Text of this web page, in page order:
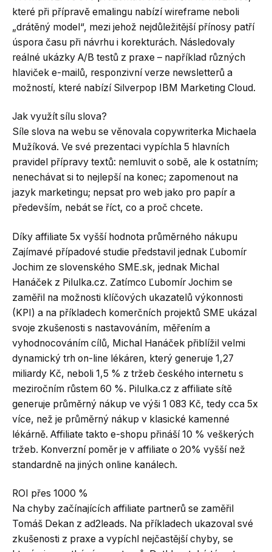
které při přípravě emalingu nabízí wireframe neboli
„drátěný model“, mezi jehož nejdůležitější přínosy patří
úspora času při návrhu i korekturách. Následovaly
reálné ukázky A/B testů z praxe – například různých
hlaviček e-mailů, responzivní verze newsletterů a
možností, které nabízí Silverpop IBM Marketing Cloud.
Jak využít sílu slova?
Síle slova na webu se věnovala copywriterka Michaela
Mužíková. Ve své prezentaci vypíchla 5 hlavních
pravidel přípravy textů: nemluvit o sobě, ale k ostatním;
nenechávat si to nejlepší na konec; zapomenout na
jazyk marketingu; nepsat pro web jako pro papír a
především, nebát se říct, co a proč chcete.
Díky affiliate 5x vyšší hodnota průměrného nákupu
Zajímavé případové studie představil jednak Ľubomír
Jochim ze slovenského SME.sk, jednak Michal
Hanáček z Pilulka.cz. Zatímco Ľubomír Jochim se
zaměřil na možnosti klíčových ukazatelů výkonnosti
(KPI) a na příkladech komerčních projektů SME ukázal
svoje zkušenosti s nastavováním, měřením a
vyhodnocováním cílů, Michal Hanáček přiblížil velmi
dynamický trh on-line lékáren, který generuje 1,27
miliardy Kč, neboli 1,5 % z tržeb českého internetu s
meziročním růstem 60 %. Pilulka.cz z affiliate sítě
generuje průměrný nákup ve výši 1 083 Kč, tedy cca 5x
více, než je průměrný nákup v klasické kamenné
lékárně. Affiliate takto e-shopu přináší 10 % veškerých
tržeb. Konverzní poměr je v affiliate o 20% vyšší než
standardně na jiných online kanálech.
ROI přes 1000 %
Na chyby začínajících affiliate partnerů se zaměřil
Tomáš Dekan z ad2leads. Na příkladech ukazoval své
zkušenosti z praxe a vypíchl nejčastější chyby, se